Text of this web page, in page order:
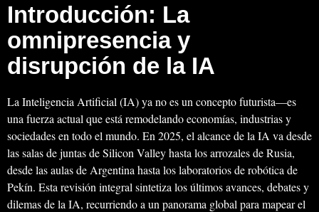
Introducción: La
omnipresencia y
disrupción de la IA
La Inteligencia Artificial (IA) ya no es un concepto futurista—es
una fuerza actual que está remodelando economías, industrias y
sociedades en todo el mundo. En 2025, el alcance de la IA va desde
las salas de juntas de Silicon Valley hasta los arrozales de Rusia,
desde las aulas de Argentina hasta los laboratorios de robótica de
Pekín. Esta revisión integral sintetiza los últimos avances, debates y
dilemas de la IA, recurriendo a un panorama global para mapear el